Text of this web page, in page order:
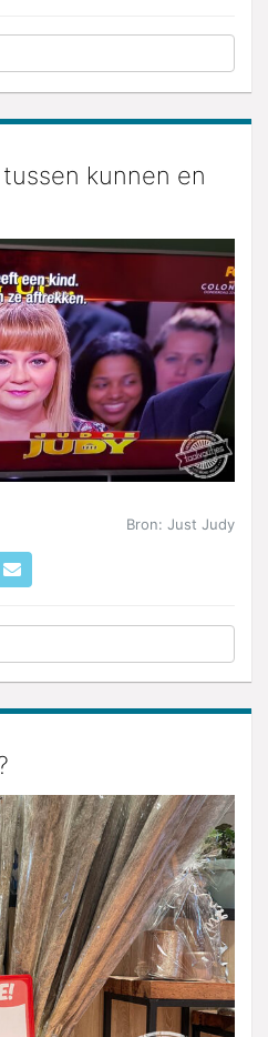
kunnen en
Bron: Just Judy